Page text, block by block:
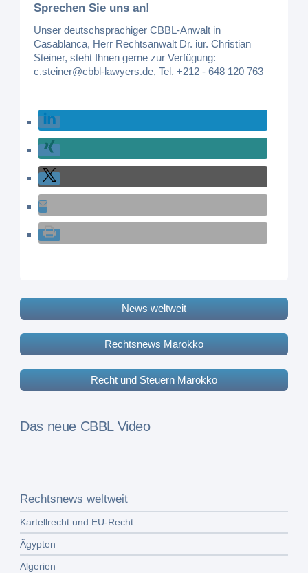
Sprechen Sie uns an!
Unser deutschsprachiger CBBL-Anwalt in
Casablanca, Herr Rechtsanwalt Dr. iur. Christian
Steiner, steht Ihnen gerne zur Verfügung:
c.steiner@cbbl-lawyers.de,Tel.+212 - 648 120 763
News weltweit
Rechtsnews Marokko
Recht und Steuern Marokko
Das neue CBBL Video
Rechtsnews weltweit
Kartellrecht und EU-Recht
Ägypten
Algerien